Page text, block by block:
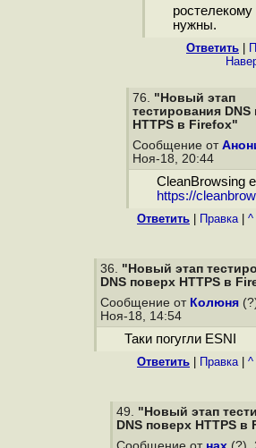
ростелекому
нужны.
Ответить
76. "Новый этап
тестирования DNS
HTTPS в Firefox"
Сообщение от
Ноя-18, 20:44
CleanBrowsing
https://
Ответить Правка| ^
36. "Новый этап
DNS поверх HTTPS в
Сообщение от Колюня
Ноя-18, 14:54
Таки погугли ESNI
Ответить Правка| ^
49. "Новый этап
DNS поверх HTTPS в